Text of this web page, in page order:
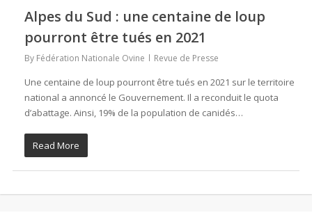
Alpes du Sud : une centaine de loup
pourront être tués en 2021
By Fédération Nationale Ovine Revue de Presse
Une centaine de loup pourront être tués en 2021 sur le territoire
national a annoncé le Gouvernement. Il a reconduit le quota
d’abattage. Ainsi, 19% de la population de canidés…
Read More